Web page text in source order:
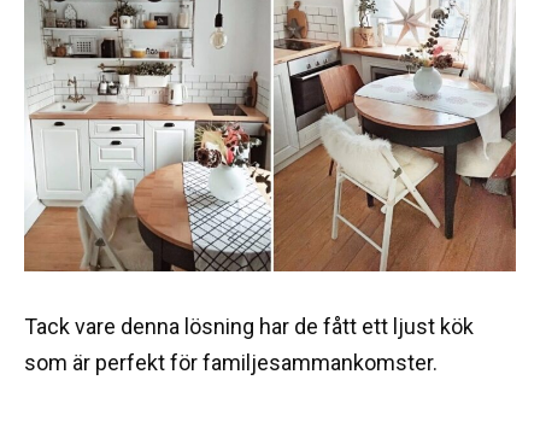
Tack vare denna lösning har de fått ett ljust kök
som är perfekt för familjesammankomster.